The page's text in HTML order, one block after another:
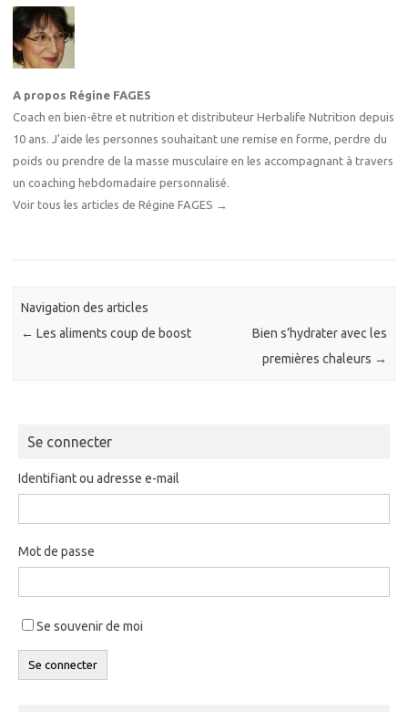
A propos Régine FAGES
Coach en bien-être et nutrition et distributeur Herbalife Nutrition depuis
10 ans. J'aide les personnes souhaitant une remise en forme, perdre du
poids ou prendre de la masse musculaire en les accompagnant à travers
un coaching hebdomadaire personnalisé.
Voir tous les articles de Régine FAGES →
Navigation des articles
← Les aliments coup de boost
Bien s’hydrater avec les
premières chaleurs →
Se connecter
Identifiant ou adresse e-mail
Mot de passe
Se souvenir de moi
Se connecter